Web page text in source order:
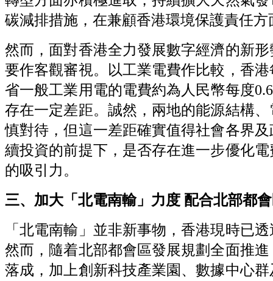
碳減排措施，在兼顧香港環境保護責任
然而，面對香港全力發展數字經濟的新
要作客觀審視。以工業電費作比較，香
省一般工業用電的電費約為人民幣每度
存在一定差距。誠然，兩地的能源結構
慎對待，但這一差距確實值得社會各界
續投資的前提下，是否存在進一步優化
的吸引力。
三、加大「北電南輸」力度 配合北部都
「北電南輸」並非新事物，香港現時已
然而，隨着北部都會區發展規劃全面推
落成，加上創新科技產業園、數據中心